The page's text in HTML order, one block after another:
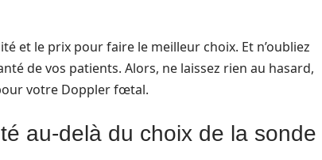
et le prix pour faire le meilleur choix. Et n’oubliez
de vos patients. Alors, ne laissez rien au hasard,
votre Doppler fœtal.
au‑delà du choix de la sonde